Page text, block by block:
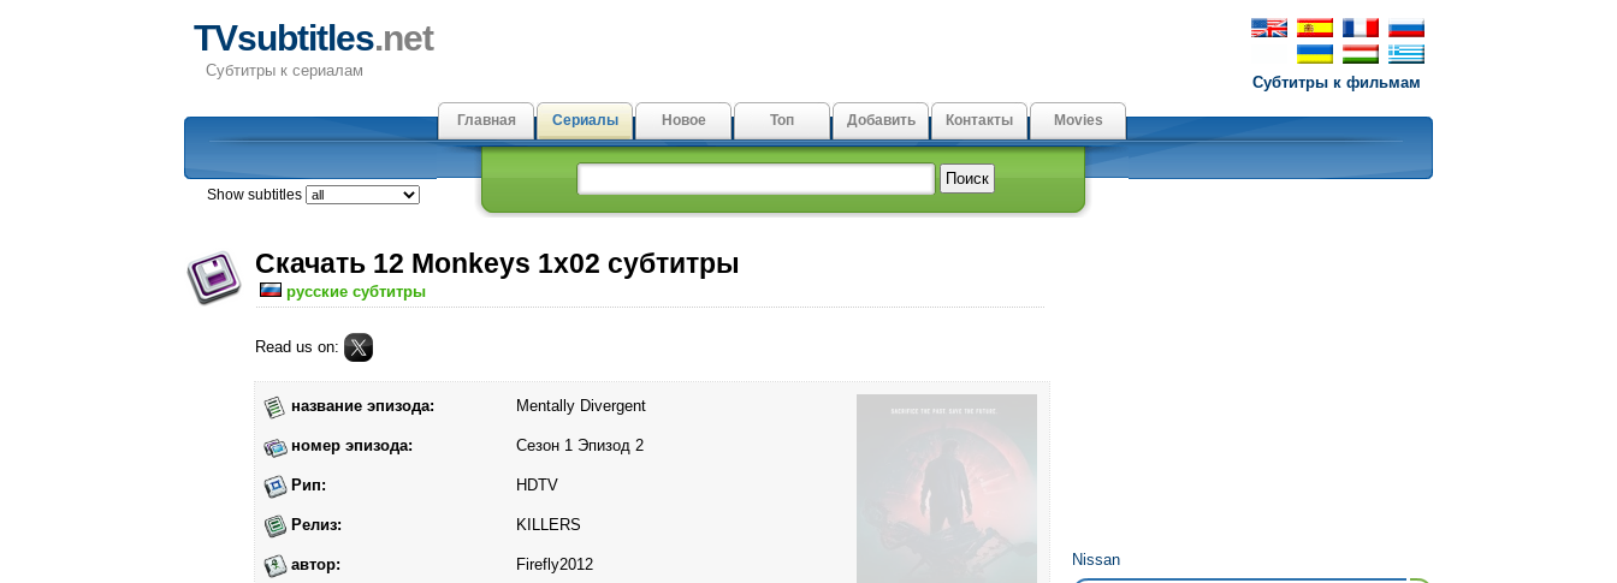
Субтитры к фильмам
TVsubtitles.net
Субтитры к сериалам
Главная Сериалы Новое Топ Добавить Контакты Movies
Show subtitles
Скачать 12 Monkeys 1x02 субтитры
русские субтитры
Read us on:
название эпизода: Mentally Divergent
номер эпизода: Сезон 1 Эпизод 2
Рип: HDTV
Релиз: KILLERS
автор: Firefly2012 Nissan